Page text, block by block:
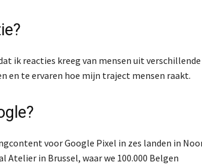
ik reacties kreeg van mensen uit verschillende
en te ervaren hoe mijn traject mensen raakt.
voor Google Pixel in zes landen in
in Brussel, waar we 100.000 Belgen